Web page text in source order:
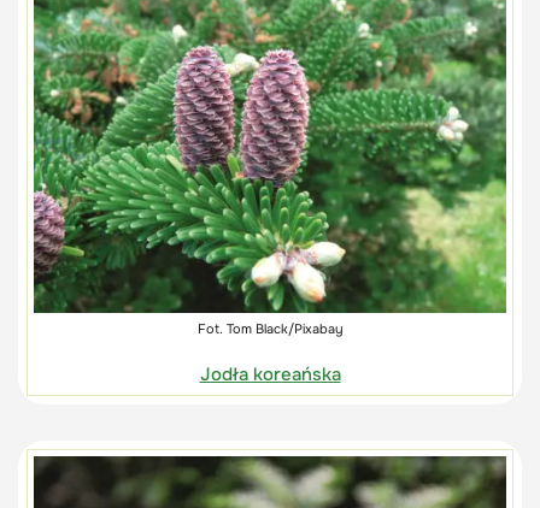
Fot. Tom Black/Pixabay
Jodła koreańska